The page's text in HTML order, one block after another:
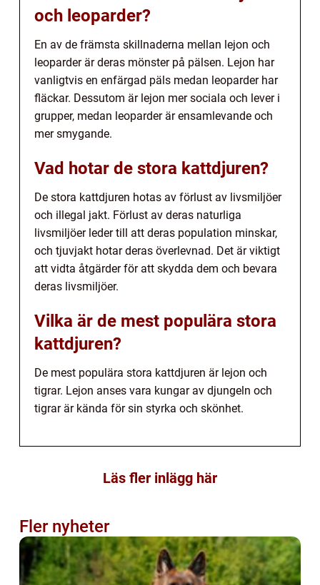
och leoparder?
En av de främsta skillnaderna mellan lejon och
leoparder är deras mönster på pälsen. Lejon har
vanligtvis en enfärgad päls medan leoparder har
fläckar. Dessutom är lejon mer sociala och lever i
grupper, medan leoparder är ensamlevande och
mer smygande.
Vad hotar de stora kattdjuren?
De stora kattdjuren hotas av förlust av livsmiljöer
och illegal jakt. Förlust av deras naturliga
livsmiljöer leder till att deras population minskar,
och tjuvjakt hotar deras överlevnad. Det är viktigt
att vidta åtgärder för att skydda dem och bevara
deras livsmiljöer.
Vilka är de mest populära stora
kattdjuren?
De mest populära stora kattdjuren är lejon och
tigrar. Lejon anses vara kungar av djungeln och
tigrar är kända för sin styrka och skönhet.
Läs fler inlägg här
Fler nyheter